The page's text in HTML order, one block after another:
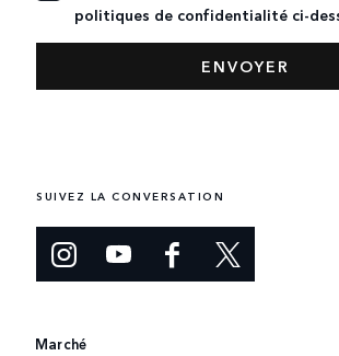
politiques de confidentialité ci-
SUIVEZ LA CONVERSATION
Marché